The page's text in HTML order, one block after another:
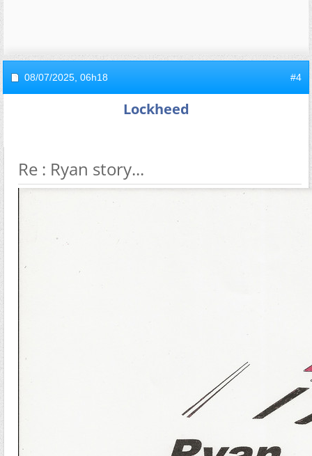
08/07/2025, 06h18 #4
Lockheed
Re : Ryan story...